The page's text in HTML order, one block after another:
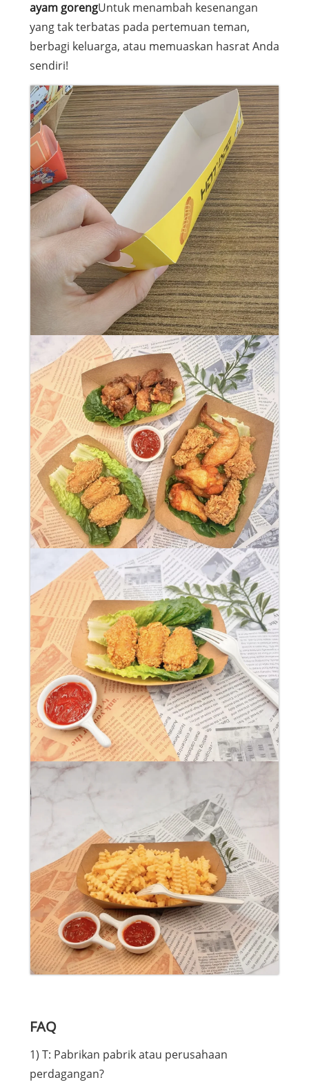
ayam gorengUntuk menambah kesenangan
yang tak terbatas pada pertemuan teman,
berbagi keluarga, atau memuaskan hasrat Anda
sendiri!
FAQ
1) T: Pabrikan pabrik atau perusahaan
perdagangan?